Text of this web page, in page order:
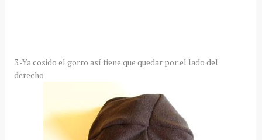
3.-Ya cosido el gorro así tiene que quedar por el lado del
derecho